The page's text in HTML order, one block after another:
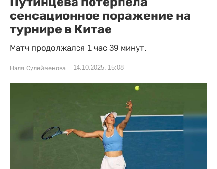
сенсационное поражение на
турнире в Китае
Матч продолжался 1 час 39 минут.
Нэля Сулейменова 14.10.2025, 15:08